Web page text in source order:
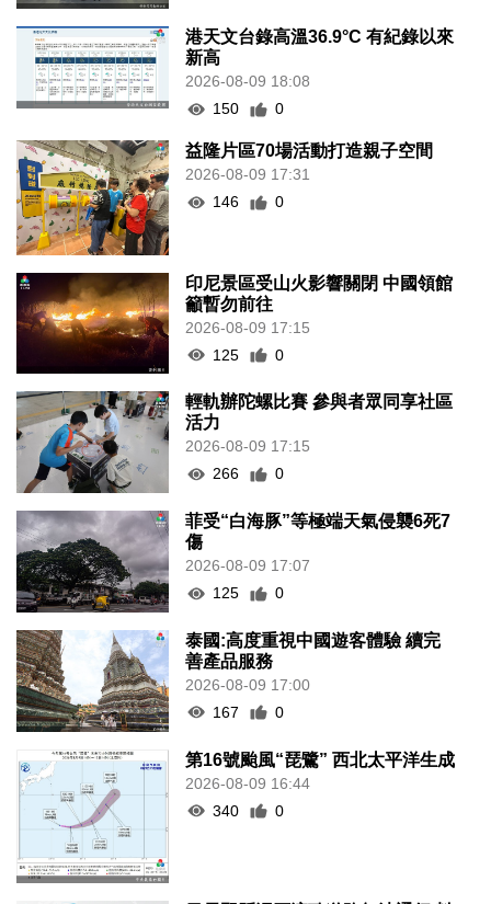
港天文台錄高溫36.9°C 有紀錄以來
新高
2026-08-09 18:08
150
0
益隆片區70場活動打造親子空間
2026-08-09 17:31
146
0
印尼景區受山火影響關閉 中國領館
籲暫勿前往
2026-08-09 17:15
125
0
輕軌辦陀螺比賽 參與者眾同享社區
活力
2026-08-09 17:15
266
0
菲受“白海豚”等極端天氣侵襲6死7
傷
2026-08-09 17:07
125
0
泰國:高度重視中國遊客體驗 續完
善產品服務
2026-08-09 17:00
167
0
第16號颱風“琵鷺” 西北太平洋生成
2026-08-09 16:44
340
0